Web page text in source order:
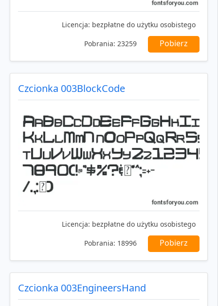
Licencja: bezpłatne do użytku osobistego
Pobrania: 23259 Pobierz
Czcionka 003BlockCode
Licencja: bezpłatne do użytku osobistego
Pobrania: 18996 Pobierz
Czcionka 003EngineersHand